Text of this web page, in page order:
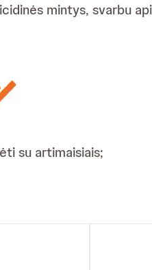
mintys, svarbu
su artimaisiais;